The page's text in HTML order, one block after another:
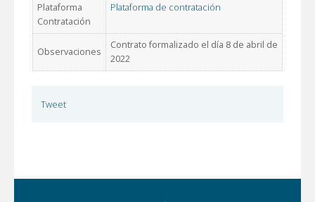
Plataforma
Contratación
Plataforma de contratación
Observaciones
Contrato formalizado el día 8 de abril de
2022
Tweet